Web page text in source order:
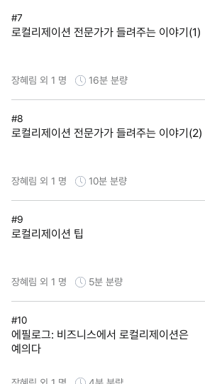
#7
로컬리제이션 전문가가 들려주는 이야기(1)
장혜림 외 1 명 16분 분량
#8
로컬리제이션 전문가가 들려주는 이야기(2)
장혜림 외 1 명 10분 분량
#9
로컬리제이션 팁
장혜림 외 1 명 5분 분량
#10
에필로그: 비즈니스에서 로컬리제이션은
예의다